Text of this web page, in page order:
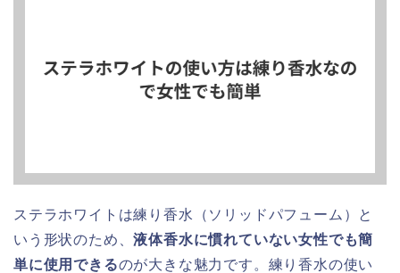
ステラホワイトは練り香水（ソリッドパフューム）と
いう形状のため、液体香水に慣れていない女性でも簡
単に使用できるのが大きな魅力です。練り香水の使い